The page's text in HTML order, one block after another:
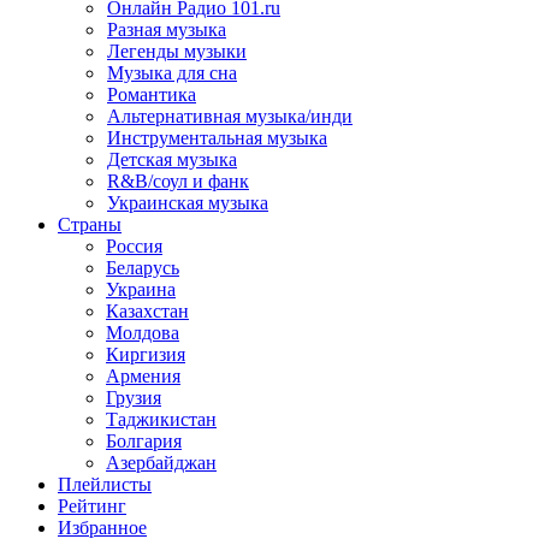
Онлайн Радио 101.ru
Разная музыка
Легенды музыки
Музыка для сна
Романтика
Альтернативная музыка/инди
Инструментальная музыка
Детская музыка
R&B/cоул и фанк
Украинская музыка
Страны
Россия
Беларусь
Украина
Казахстан
Молдова
Киргизия
Армения
Грузия
Таджикистан
Болгария
Азербайджан
Плейлисты
Рейтинг
Избранное